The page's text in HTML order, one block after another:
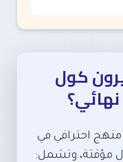
كول
احترافي في
مؤقتة، وتشمل: